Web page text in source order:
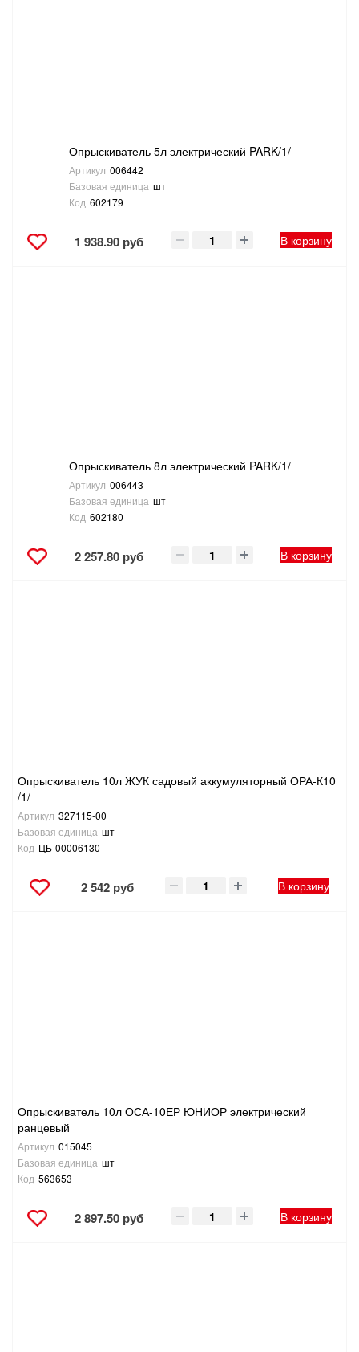
Опрыскиватель 5л электрический PARK/1/
Артикул 006442
Базовая единица шт
Код 602179
1 938.90 руб В корзину
Опрыскиватель 8л электрический PARK/1/
Артикул 006443
Базовая единица шт
Код 602180
2 257.80 руб В корзину
Опрыскиватель 10л ЖУК садовый аккумуляторный ОРА-К10
/1/
Артикул 327115-00
Базовая единица шт
Код ЦБ-00006130
2 542 руб В корзину
Опрыскиватель 10л ОСА-10ЕР ЮНИОР электрический
ранцевый
Артикул 015045
Базовая единица шт
Код 563653
2 897.50 руб В корзину